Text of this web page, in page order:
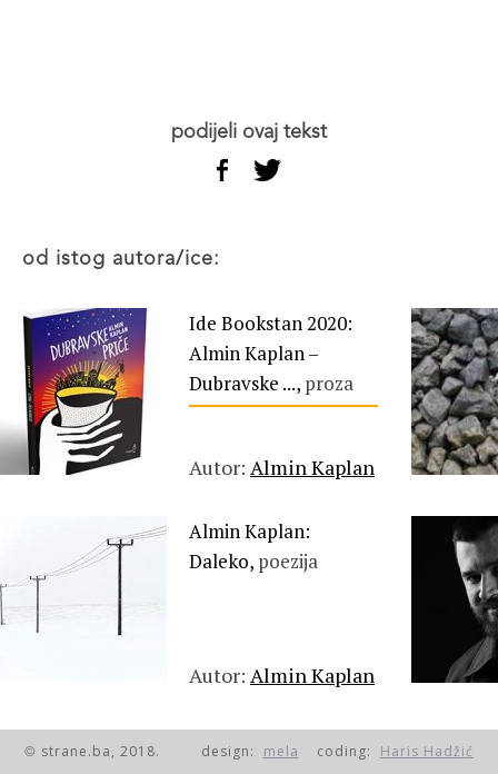
podijeli ovaj tekst
od istog autora/ice:
Ide Bookstan 2020:
Almin Kaplan –
Dubravske ..., proza
Autor: Almin Kaplan
Almin Kaplan:
Daleko, poezija
Autor: Almin Kaplan
© strane.ba, 2018. design: mela coding: Haris Hadžić